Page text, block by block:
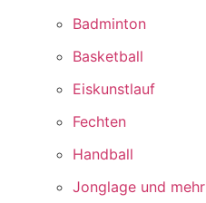
Badminton
Basketball
Eiskunstlauf
Fechten
Handball
Jonglage und mehr